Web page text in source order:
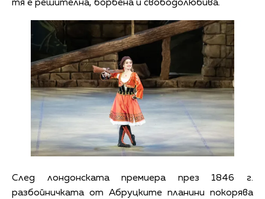
тя е решителна, борбена и свободолюбива.
След лондонската премиера през 1846 г.
разбойничката от Абруцките планини покорява